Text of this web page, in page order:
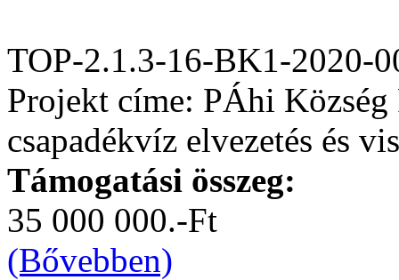
TOP-2.1.3-16-BK1-2020-
Projekt címe: PÁhi
csapadékvíz elvezetés és
Támogatási összeg:
35 000 000.-Ft
(Bővebben)